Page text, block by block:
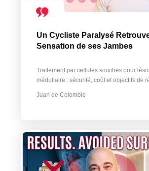
Un Cycliste Paralysé
Sensation de ses Jambes
Traitement par cellules souches pour
médullaire : sécurité, coût et objectifs de
Juan de Colombie